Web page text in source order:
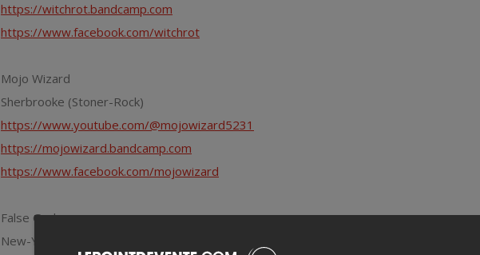
https://witchrot.bandcamp.com
https://www.facebook.com/witchrot
Mojo Wizard
Sherbrooke (Stoner-Rock)
https://www.youtube.com/@mojowizard5231
https://mojowizard.bandcamp.com
https://www.facebook.com/mojowizard
False God
New-York (Doom-Métal)